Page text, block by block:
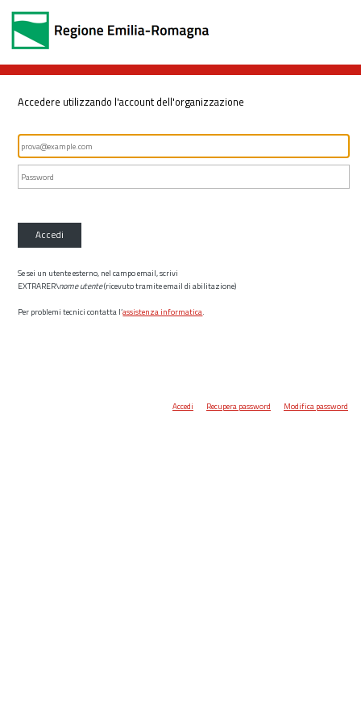
Accedere utilizzando l'account dell'organizzazione
Accedi
Se sei un utente esterno, nel campo email, scrivi
EXTRARER\nome utente(ricevuto tramite email di abilitazione)
Per problemi tecnici contatta l’assistenza informatica.
Accedi Recupera password Modifica password